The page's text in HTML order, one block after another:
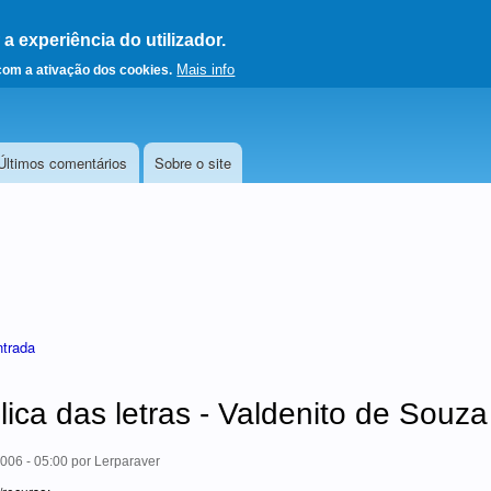
experiência do utilizador.
a ativação dos cookies. Mais info
página principal
comentários Sobre o site
das letras - Valdenito de Souza
- 05:00por Lerparaver